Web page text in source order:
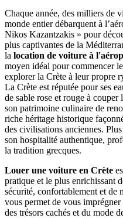
Chaque année, des milliers de
monde entier débarquent à
Nikos Kazantzakis » pour
plus captivantes de la
la location de voiture à
moyen idéal pour commencer
explorer la Crète à leur propre
La Crète est réputée pour ses
de sable rose et rouge à couper
son patrimoine culinaire de
riche héritage historique
des civilisations anciennes.
son hospitalité authentique,
la tradition grecques.
Louer une voiture en Crète
pratique et le plus enrichissant
sécurité, confortablement et de
vous permet de vous imprégner
des trésors cachés et du mode